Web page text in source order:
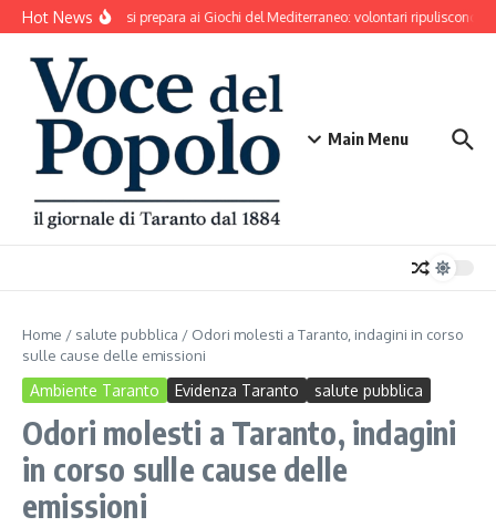
Salta al contenuto
Hot NewsTaranto si prepara ai Giochi del Mediterraneo: volontari ripuliscono
Main Menu
Home / salute pubblica / Odori molesti a Taranto, indagini in corso
sulle cause delle emissioni
Ambiente Taranto Evidenza Taranto salute pubblica
Odori molesti a Taranto, indagini
in corso sulle cause delle
emissioni